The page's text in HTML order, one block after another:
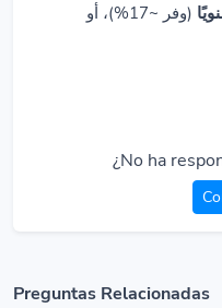
(وفر ~17%)، أو
¿No ha
Preguntas Relacionadas